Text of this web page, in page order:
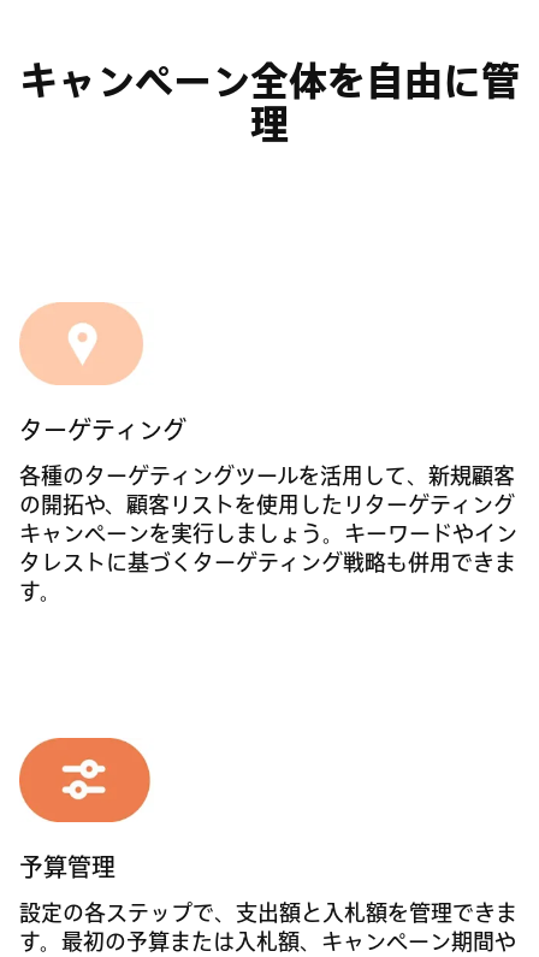
キャンペーン全体を自由に管
理
ターゲティング
各種のターゲティングツールを活用して、新規顧客
の開拓や、顧客リストを使用したリターゲティング
キャンペーンを実行しましょう。キーワードやイン
タレストに基づくターゲティング戦略も併用できま
す。
予算管理
設定の各ステップで、支出額と入札額を管理できま
す。最初の予算または入札額、キャンペーン期間や